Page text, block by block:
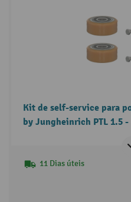
Kit de self-service para
by Jungheinrich PTL 1.5
11 Dias úteis